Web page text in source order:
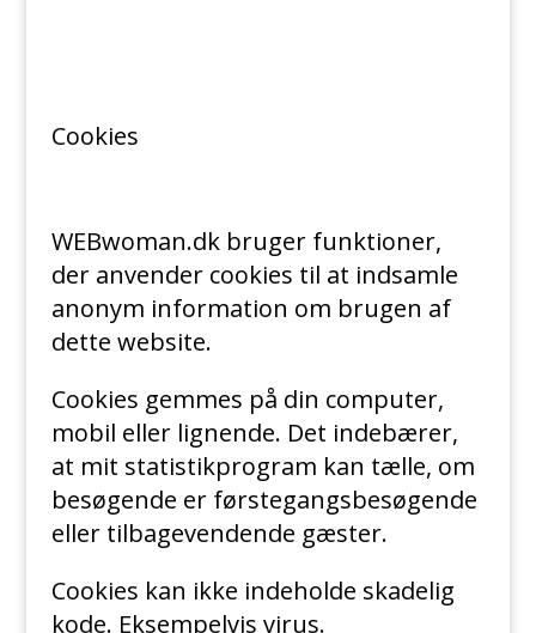
Cookies
WEBwoman.dk bruger funktioner,
der anvender cookies til at indsamle
anonym information om brugen af
dette website.
Cookies gemmes på din computer,
mobil eller lignende. Det indebærer,
at mit statistikprogram kan tælle, om
besøgende er førstegangsbesøgende
eller tilbagevendende gæster.
Cookies kan ikke indeholde skadelig
kode. Eksempelvis virus.